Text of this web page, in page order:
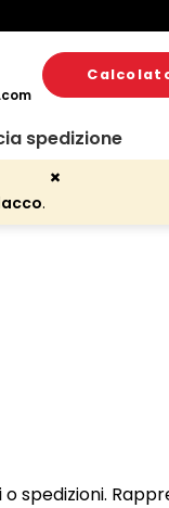
spedizione
.
spedizioni.